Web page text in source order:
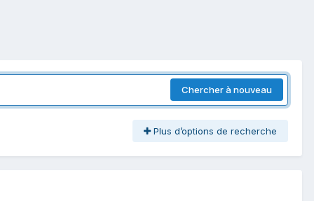
Chercher à nouveau
Plus d’options de recherche